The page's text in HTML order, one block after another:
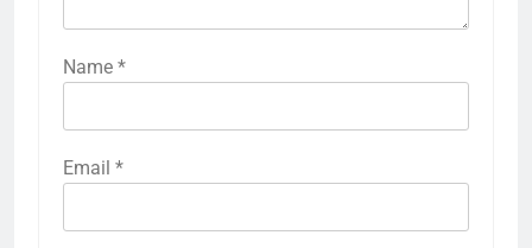
Name *
Email *